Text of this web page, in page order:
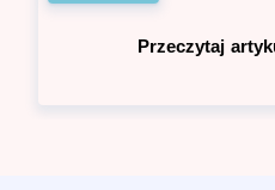
Przeczytaj